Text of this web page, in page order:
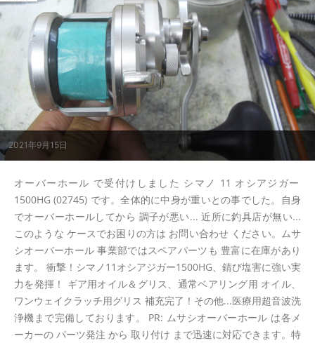
2021年9月15日
オーバーホール で受付けしました シマノ 11 オシアジガー
1500HG (02745) です。全体的に中身が重いとの事でした。自身
でオーバーホールしてから 調子が悪い... 近所に釣具店が無い...
このような ケースでお困りの方は お問い合わせ ください。ムサ
シオーバーホール 事業部ではスペアパーツも 豊富に在庫があり
ます。 衝撃！シマノ11オシアジガー1500HG、錆び塩害に強い実
力を発揮！ ギア用オイル＆グリス、通常ベアリング用 オイル、
ワンウェイクラッチ用グリス 補充完了！その他...医療用超音波洗
浄機まで完備しております。 PR: ムサシオーバーホール は各メ
ーカーの パーツ発注 から 取り付け まで迅速に対応できます。特